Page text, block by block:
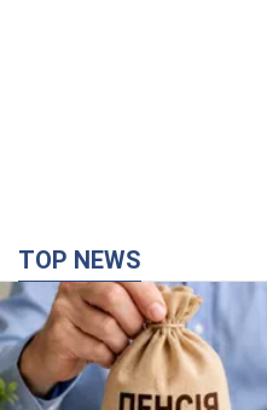
TOP NEWS